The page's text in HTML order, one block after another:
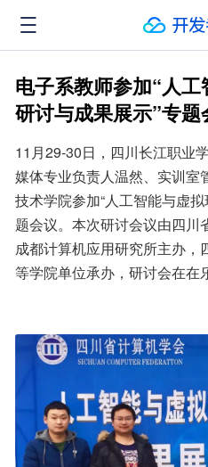
电子系教师参加“人
研讨与成果展示”专题
11月29-30日，四川长江职业
媒体专业负责人温然、实训室
技术学院参加“人工智能与虚
题会议。本次研讨会议由四川
成都计算机应用研究所主办，
等学院单位承办，研讨会在在